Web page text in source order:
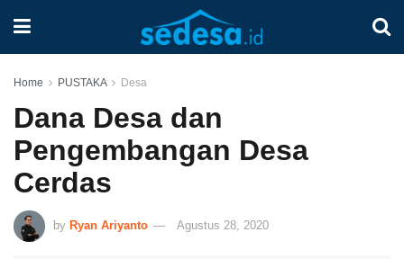
Home PUSTAKA Desa
Dana Desa dan
Pengembangan Desa
Cerdas
by Ryan Ariyanto Agustus 28, 2020